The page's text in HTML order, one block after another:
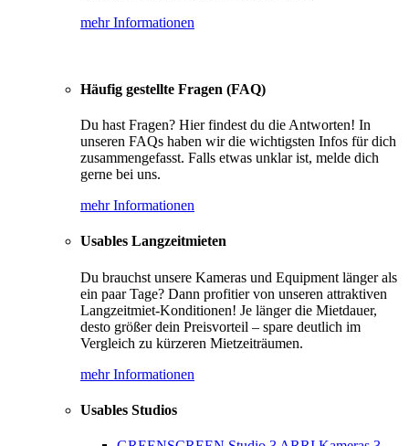
mehr Informationen
Häufig gestellte Fragen (FAQ)
Du hast Fragen? Hier findest du die Antworten! In
unseren FAQs haben wir die wichtigsten Infos für dich
zusammengefasst. Falls etwas unklar ist, melde dich
gerne bei uns.
mehr Informationen
Usables Langzeitmieten
Du brauchst unsere Kameras und Equipment länger als
ein paar Tage? Dann profitier von unseren attraktiven
Langzeitmiet-Konditionen! Je länger die Mietdauer,
desto größer dein Preisvorteil – spare deutlich im
Vergleich zu kürzeren Mietzeiträumen.
mehr Informationen
Usables Studios